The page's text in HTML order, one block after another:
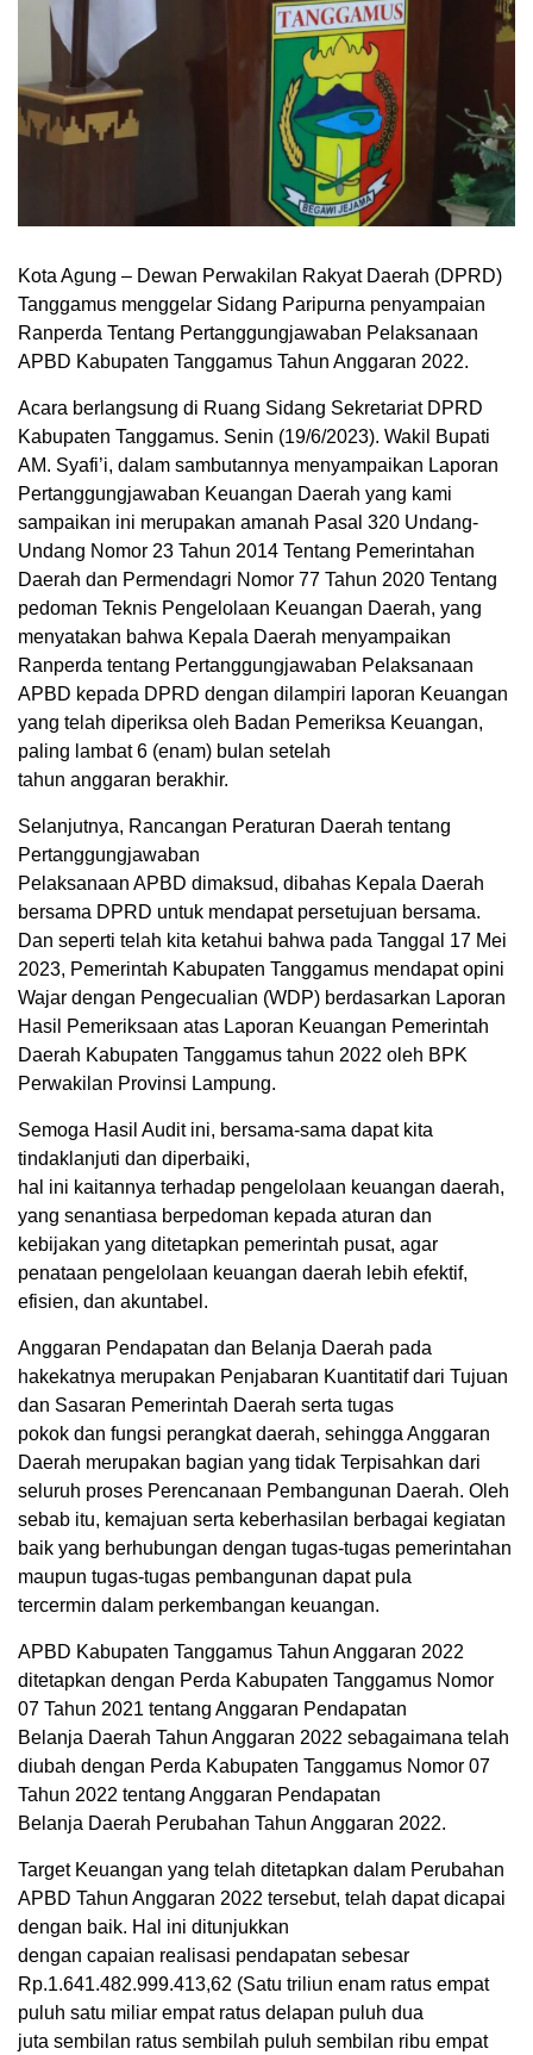
Kota Agung – Dewan Perwakilan Rakyat Daerah (DPRD)
Tanggamus menggelar Sidang Paripurna penyampaian
Ranperda Tentang Pertanggungjawaban Pelaksanaan
APBD Kabupaten Tanggamus Tahun Anggaran 2022.
Acara berlangsung di Ruang Sidang Sekretariat DPRD
Kabupaten Tanggamus. Senin (19/6/2023). Wakil Bupati
AM. Syafi’i, dalam sambutannya menyampaikan Laporan
Pertanggungjawaban Keuangan Daerah yang kami
sampaikan ini merupakan amanah Pasal 320 Undang-
Undang Nomor 23 Tahun 2014 Tentang Pemerintahan
Daerah dan Permendagri Nomor 77 Tahun 2020 Tentang
pedoman Teknis Pengelolaan Keuangan Daerah, yang
menyatakan bahwa Kepala Daerah menyampaikan
Ranperda tentang Pertanggungjawaban Pelaksanaan
APBD kepada DPRD dengan dilampiri laporan Keuangan
yang telah diperiksa oleh Badan Pemeriksa Keuangan,
paling lambat 6 (enam) bulan setelah
tahun anggaran berakhir.
Selanjutnya, Rancangan Peraturan Daerah tentang
Pertanggungjawaban
Pelaksanaan APBD dimaksud, dibahas Kepala Daerah
bersama DPRD untuk mendapat persetujuan bersama.
Dan seperti telah kita ketahui bahwa pada Tanggal 17 Mei
2023, Pemerintah Kabupaten Tanggamus mendapat opini
Wajar dengan Pengecualian (WDP) berdasarkan Laporan
Hasil Pemeriksaan atas Laporan Keuangan Pemerintah
Daerah Kabupaten Tanggamus tahun 2022 oleh BPK
Perwakilan Provinsi Lampung.
Semoga Hasil Audit ini, bersama-sama dapat kita
tindaklanjuti dan diperbaiki,
hal ini kaitannya terhadap pengelolaan keuangan daerah,
yang senantiasa berpedoman kepada aturan dan
kebijakan yang ditetapkan pemerintah pusat, agar
penataan pengelolaan keuangan daerah lebih efektif,
efisien, dan akuntabel.
Anggaran Pendapatan dan Belanja Daerah pada
hakekatnya merupakan Penjabaran Kuantitatif dari Tujuan
dan Sasaran Pemerintah Daerah serta tugas
pokok dan fungsi perangkat daerah, sehingga Anggaran
Daerah merupakan bagian yang tidak Terpisahkan dari
seluruh proses Perencanaan Pembangunan Daerah. Oleh
sebab itu, kemajuan serta keberhasilan berbagai kegiatan
baik yang berhubungan dengan tugas-tugas pemerintahan
maupun tugas-tugas pembangunan dapat pula
tercermin dalam perkembangan keuangan.
APBD Kabupaten Tanggamus Tahun Anggaran 2022
ditetapkan dengan Perda Kabupaten Tanggamus Nomor
07 Tahun 2021 tentang Anggaran Pendapatan
Belanja Daerah Tahun Anggaran 2022 sebagaimana telah
diubah dengan Perda Kabupaten Tanggamus Nomor 07
Tahun 2022 tentang Anggaran Pendapatan
Belanja Daerah Perubahan Tahun Anggaran 2022.
Target Keuangan yang telah ditetapkan dalam Perubahan
APBD Tahun Anggaran 2022 tersebut, telah dapat dicapai
dengan baik. Hal ini ditunjukkan
dengan capaian realisasi pendapatan sebesar
Rp.1.641.482.999.413,62 (Satu triliun enam ratus empat
puluh satu miliar empat ratus delapan puluh dua
juta sembilan ratus sembilah puluh sembilan ribu empat